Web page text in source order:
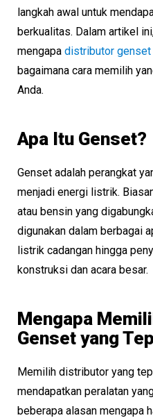
langkah awal untuk
berkualitas. Dalam artikel
mengapa distributor genset
bagaimana cara memilih
Anda.
Apa Itu Genset?
Genset adalah perangkat
menjadi energi listrik.
atau bensin yang
digunakan dalam berbagai
listrik cadangan hingga
konstruksi dan acara besar.
Mengapa
Genset yang
Memilih distributor yang
mendapatkan peralatan
beberapa alasan mengapa